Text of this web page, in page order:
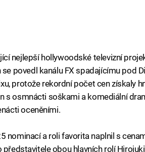
nejlepší hollywoodské televizní
povedl kanálu FX spadajícímu pod
protože rekordní počet cen získaly
s osmnácti soškami a komediální
oceněními.
nominací a roli favorita naplnil s
obou hlavních rolí